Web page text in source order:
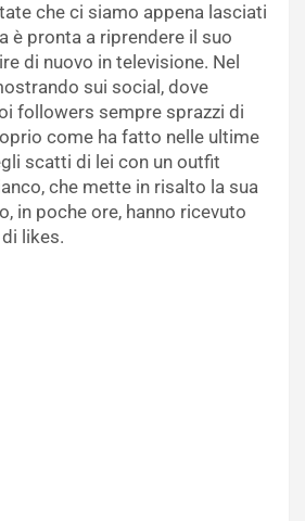
che ci siamo appena lasciati
è pronta a riprendere il suo
di nuovo in televisione. Nel
sui social, dove
followers sempre sprazzi di
come ha fatto nelle ultime
scatti di lei con un outfit
che mette in risalto la sua
in poche ore, hanno ricevuto
likes.